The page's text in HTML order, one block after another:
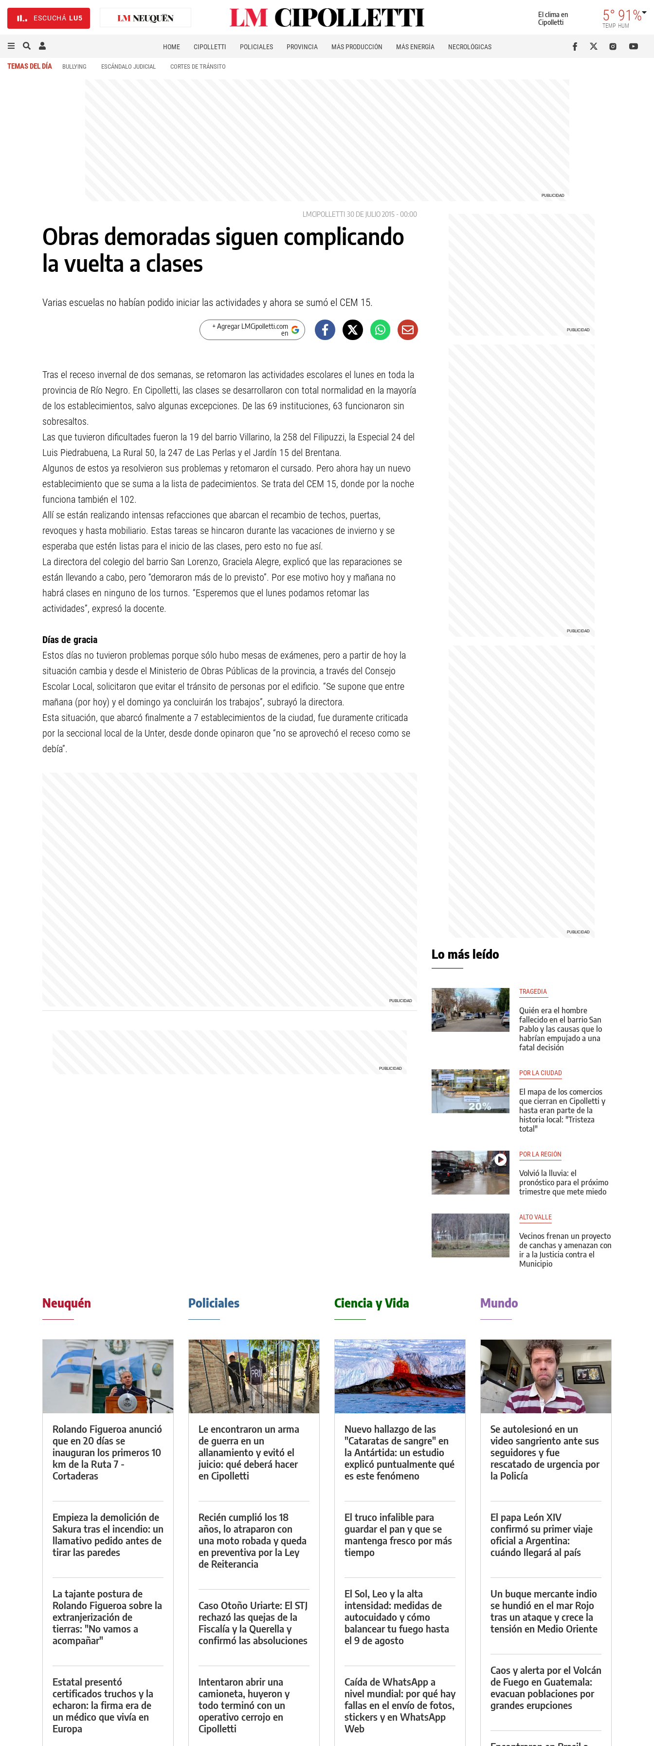
ESCUCHÁ LU5
El clima en
Cipolletti
5°
TEMP
91%
HUM
HOME CIPOLLETTI POLICIALES PROVINCIA MÁS PRODUCCIÓN MÁS ENERGÍA NECROLÓGICAS
TEMAS DEL DÍA BULLYING ESCÁNDALO JUDICIAL CORTES DE TRÁNSITO
LMCIPOLLETTI 30 DE JULIO 2015 - 00:00
Obras demoradas siguen complicando
la vuelta a clases
Varias escuelas no habían podido iniciar las actividades y ahora se sumó el CEM 15.
+ Agregar LMCipolletti.com
en
Tras el receso invernal de dos semanas, se retomaron las actividades escolares el lunes en toda la
provincia de Río Negro. En Cipolletti, las clases se desarrollaron con total normalidad en la mayoría
de los establecimientos, salvo algunas excepciones. De las 69 instituciones, 63 funcionaron sin
sobresaltos.
Las que tuvieron dificultades fueron la 19 del barrio Villarino, la 258 del Filipuzzi, la Especial 24 del
Luis Piedrabuena, La Rural 50, la 247 de Las Perlas y el Jardín 15 del Brentana.
Algunos de estos ya resolvieron sus problemas y retomaron el cursado. Pero ahora hay un nuevo
establecimiento que se suma a la lista de padecimientos. Se trata del CEM 15, donde por la noche
funciona también el 102.
Allí se están realizando intensas refacciones que abarcan el recambio de techos, puertas,
revoques y hasta mobiliario. Estas tareas se hincaron durante las vacaciones de invierno y se
esperaba que estén listas para el inicio de las clases, pero esto no fue así.
La directora del colegio del barrio San Lorenzo, Graciela Alegre, explicó que las reparaciones se
están llevando a cabo, pero “demoraron más de lo previsto”. Por ese motivo hoy y mañana no
habrá clases en ninguno de los turnos. “Esperemos que el lunes podamos retomar las
actividades”, expresó la docente.
Días de gracia
Estos días no tuvieron problemas porque sólo hubo mesas de exámenes, pero a partir de hoy la
situación cambia y desde el Ministerio de Obras Públicas de la provincia, a través del Consejo
Escolar Local, solicitaron que evitar el tránsito de personas por el edificio. “Se supone que entre
mañana (por hoy) y el domingo ya concluirán los trabajos”, subrayó la directora.
Esta situación, que abarcó finalmente a 7 establecimientos de la ciudad, fue duramente criticada
por la seccional local de la Unter, desde donde opinaron que “no se aprovechó el receso como se
debía”.
Lo más leído
TRAGEDIA
Quién era el hombre
fallecido en el barrio San
Pablo y las causas que lo
habrían empujado a una
fatal decisión
POR LA CIUDAD
El mapa de los comercios
que cierran en Cipolletti y
hasta eran parte de la
historia local: "Tristeza
total"
POR LA REGIÓN
Volvió la lluvia: el
pronóstico para el próximo
trimestre que mete miedo
ALTO VALLE
Vecinos frenan un proyecto
de canchas y amenazan con
ir a la Justicia contra el
Municipio
Neuquén
Rolando Figueroa anunció
que en 20 días se
inauguran los primeros 10
km de la Ruta 7 -
Cortaderas
Empieza la demolición de
Sakura tras el incendio: un
llamativo pedido antes de
tirar las paredes
La tajante postura de
Rolando Figueroa sobre la
extranjerización de
tierras: "No vamos a
acompañar"
Estatal presentó
certificados truchos y la
echaron: la firma era de
un médico que vivía en
Europa
Policiales
Le encontraron un arma
de guerra en un
allanamiento y evitó el
juicio: qué deberá hacer
en Cipolletti
Recién cumplió los 18
años, lo atraparon con
una moto robada y queda
en preventiva por la Ley
de Reiterancia
Caso Otoño Uriarte: El STJ
rechazó las quejas de la
Fiscalía y la Querella y
confirmó las absoluciones
Intentaron abrir una
camioneta, huyeron y
todo terminó con un
operativo cerrojo en
Cipolletti
Ciencia y Vida
Nuevo hallazgo de las
"Cataratas de sangre" en
la Antártida: un estudio
explicó puntualmente qué
es este fenómeno
El truco infalible para
guardar el pan y que se
mantenga fresco por más
tiempo
El Sol, Leo y la alta
intensidad: medidas de
autocuidado y cómo
balancear tu fuego hasta
el 9 de agosto
Caída de WhatsApp a
nivel mundial: por qué hay
fallas en el envío de fotos,
stickers y en WhatsApp
Web
Mundo
Se autolesionó en un
video sangriento ante sus
seguidores y fue
rescatado de urgencia por
la Policía
El papa León XIV
confirmó su primer viaje
oficial a Argentina:
cuándo llegará al país
Un buque mercante indio
se hundió en el mar Rojo
tras un ataque y crece la
tensión en Medio Oriente
Caos y alerta por el Volcán
de Fuego en Guatemala:
evacuan poblaciones por
grandes erupciones